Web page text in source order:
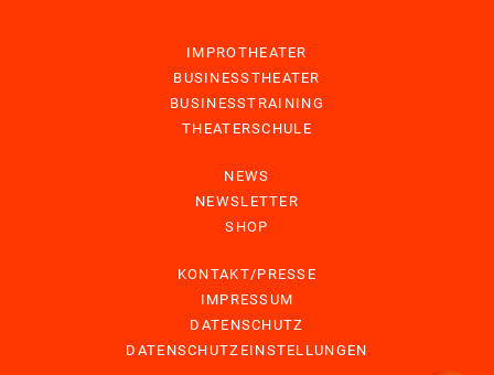
IMPROTHEATER
BUSINESSTHEATER
BUSINESSTRAINING
THEATERSCHULE
NEWS
NEWSLETTER
SHOP
KONTAKT/PRESSE
IMPRESSUM
DATENSCHUTZ
DATENSCHUTZEINSTELLUNGEN